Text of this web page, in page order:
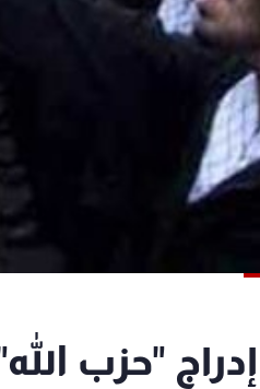
إدراج "حزب